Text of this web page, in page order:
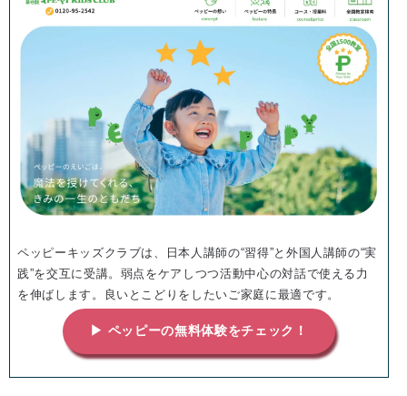
ペッピーキッズクラブは、日本人講師の“習得”と外国人講師の“実
践”を交互に受講。弱点をケアしつつ活動中心の対話で使える力
を伸ばします。良いとこどりをしたいご家庭に最適です。
▶ ペッピーの無料体験をチェック！